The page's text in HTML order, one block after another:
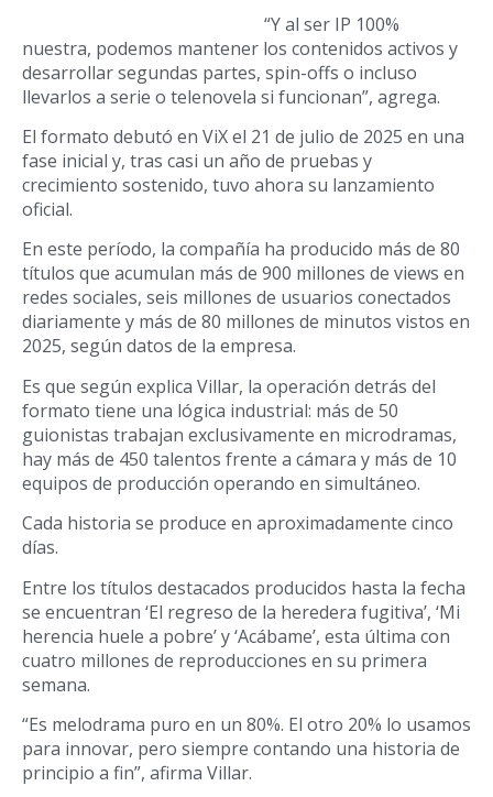
“Y al ser IP 100%
nuestra, podemos mantener los contenidos activos y
desarrollar segundas partes, spin-offs o incluso
llevarlos a serie o telenovela si funcionan”, agrega.
El formato debutó en ViX el 21 de julio de 2025 en una
fase inicial y, tras casi un año de pruebas y
crecimiento sostenido, tuvo ahora su lanzamiento
oficial.
En este período, la compañía ha producido más de 80
títulos que acumulan más de 900 millones de views en
redes sociales, seis millones de usuarios conectados
diariamente y más de 80 millones de minutos vistos en
2025, según datos de la empresa.
Es que según explica Villar, la operación detrás del
formato tiene una lógica industrial: más de 50
guionistas trabajan exclusivamente en microdramas,
hay más de 450 talentos frente a cámara y más de 10
equipos de producción operando en simultáneo.
Cada historia se produce en aproximadamente cinco
días.
Entre los títulos destacados producidos hasta la fecha
se encuentran ‘El regreso de la heredera fugitiva’, ‘Mi
herencia huele a pobre’ y ‘Acábame’, esta última con
cuatro millones de reproducciones en su primera
semana.
“Es melodrama puro en un 80%. El otro 20% lo usamos
para innovar, pero siempre contando una historia de
principio a fin”, afirma Villar.